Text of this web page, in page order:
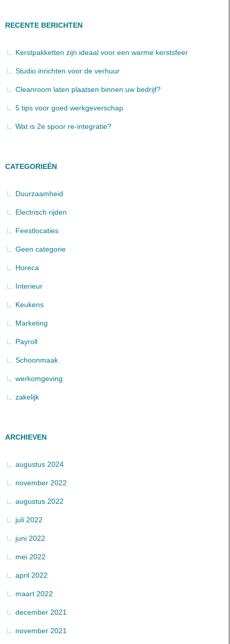
RECENTE BERICHTEN
Kerstpakketten zijn ideaal voor een warme kerstsfeer
Studio inrichten voor de verhuur
Cleanroom laten plaatsen binnen uw bedrijf?
5 tips voor goed werkgeverschap
Wat is 2e spoor re-integratie?
CATEGORIEËN
Duurzaamheid
Electrisch rijden
Feestlocaties
Geen categorie
Horeca
Interieur
Keukens
Marketing
Payroll
Schoonmaak
werkomgeving
zakelijk
ARCHIEVEN
augustus 2024
november 2022
augustus 2022
juli 2022
juni 2022
mei 2022
april 2022
maart 2022
december 2021
november 2021